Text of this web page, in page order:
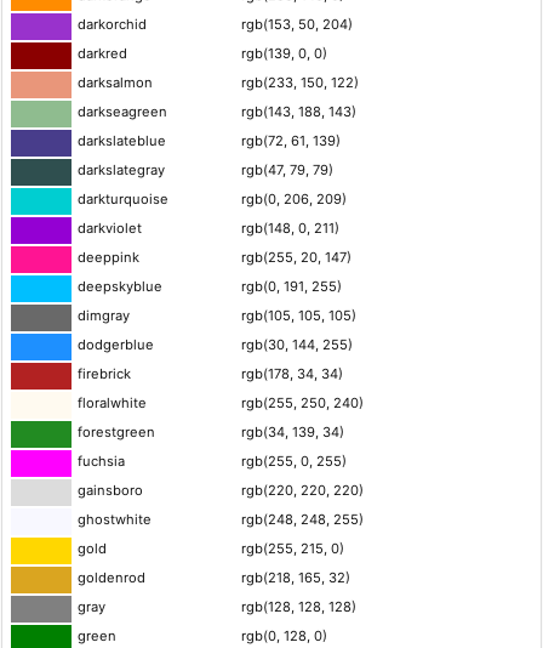
darkorchid
rgb(153, 50, 204)
darkred
rgb(139, 0, 0)
darksalmon
rgb(233, 150, 122)
darkseagreen
rgb(143, 188, 143)
darkslateblue
rgb(72, 61, 139)
darkslategray
rgb(47, 79, 79)
darkturquoise
rgb(0, 206, 209)
darkviolet
rgb(148, 0, 211)
deeppink
rgb(255, 20, 147)
deepskyblue
rgb(0, 191, 255)
dimgray
rgb(105, 105, 105)
dodgerblue
rgb(30, 144, 255)
firebrick
rgb(178, 34, 34)
floralwhite
rgb(255, 250, 240)
forestgreen
rgb(34, 139, 34)
fuchsia
rgb(255, 0, 255)
gainsboro
rgb(220, 220, 220)
ghostwhite
rgb(248, 248, 255)
gold
rgb(255, 215, 0)
goldenrod
rgb(218, 165, 32)
gray
rgb(128, 128, 128)
green
rgb(0, 128, 0)